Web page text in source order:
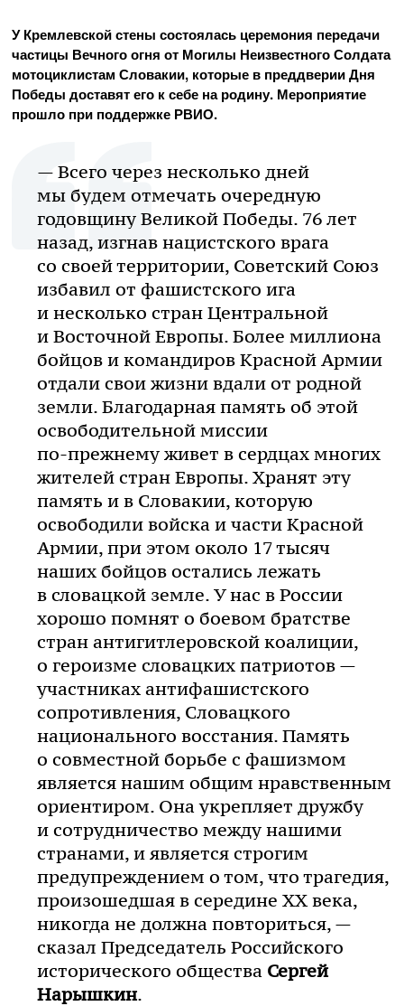
У Кремлевской стены состоялась церемония передачи
частицы Вечного огня от Могилы Неизвестного Солдата
мотоциклистам Словакии, которые в преддверии Дня
Победы доставят его к себе на родину. Мероприятие
прошло при поддержке РВИО.
— Всего через несколько дней
мы будем отмечать очередную
годовщину Великой Победы. 76 лет
назад, изгнав нацистского врага
со своей территории, Советский Союз
избавил от фашистского ига
и несколько стран Центральной
и Восточной Европы. Более миллиона
бойцов и командиров Красной Армии
отдали свои жизни вдали от родной
земли. Благодарная память об этой
освободительной миссии
по-прежнему живет в сердцах многих
жителей стран Европы. Хранят эту
память и в Словакии, которую
освободили войска и части Красной
Армии, при этом около 17 тысяч
наших бойцов остались лежать
в словацкой земле. У нас в России
хорошо помнят о боевом братстве
стран антигитлеровской коалиции,
о героизме словацких патриотов —
участниках антифашистского
сопротивления, Словацкого
национального восстания. Память
о совместной борьбе с фашизмом
является нашим общим нравственным
ориентиром. Она укрепляет дружбу
и сотрудничество между нашими
странами, и является строгим
предупреждением о том, что трагедия,
произошедшая в середине ХХ века,
никогда не должна повториться, —
сказал Председатель Российского
исторического общества Сергей
Нарышкин.